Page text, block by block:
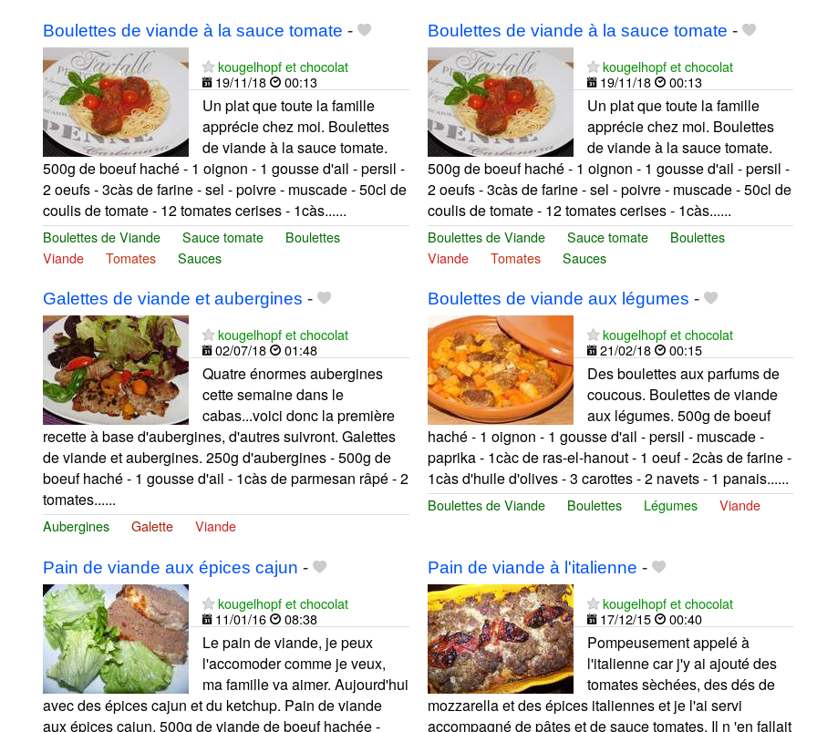
Boulettes de viande à la sauce tomate -
kougelhopf et chocolat
19/11/18
00:13
Un plat que toute la famille
apprécie chez moi. Boulettes
de viande à la sauce tomate.
500g de boeuf haché - 1 oignon - 1 gousse d'ail - persil -
2 oeufs - 3càs de farine - sel - poivre - muscade - 50cl de
coulis de tomate - 12 tomates cerises - 1càs......
Boulettes de Viande Sauce tomate
Boulettes
Viande
Tomates Sauces
Boulettes de viande à la sauce tomate -
kougelhopf et chocolat
19/11/18
00:13
Un plat que toute la famille
apprécie chez moi. Boulettes
de viande à la sauce tomate.
500g de boeuf haché - 1 oignon - 1 gousse d'ail - persil -
2 oeufs - 3càs de farine - sel - poivre - muscade - 50cl de
coulis de tomate - 12 tomates cerises - 1càs......
Boulettes de Viande Sauce tomate
Boulettes
Viande
Tomates Sauces
Galettes de viande et aubergines -
kougelhopf et chocolat
02/07/18
01:48
Quatre énormes aubergines
cette semaine dans le
cabas...voici donc la première
recette à base d'aubergines, d'autres suivront. Galettes
de viande et aubergines. 250g d'aubergines - 500g de
boeuf haché - 1 gousse d'ail - 1càs de parmesan râpé - 2
tomates......
Aubergines Galette Viande
Boulettes de viande aux légumes -
kougelhopf et chocolat
21/02/18
00:15
Des boulettes aux parfums de
coucous. Boulettes de viande
aux légumes. 500g de boeuf
haché - 1 oignon - 1 gousse d'ail - persil - muscade -
paprika - 1càc de ras-el-hanout - 1 oeuf - 2càs de farine -
1càs d'huile d'olives - 3 carottes - 2 navets - 1 panais......
Boulettes de Viande Boulettes Légumes Viande
Pain de viande aux épices cajun -
kougelhopf et chocolat
11/01/16
08:38
Le pain de viande, je peux
l'accomoder comme je veux,
ma famille va aimer. Aujourd'hui
avec des épices cajun et du ketchup. Pain de viande
aux épices cajun. 500g de viande de boeuf hachée -
Pain de viande à l'italienne -
kougelhopf et chocolat
17/12/15
00:40
Pompeusement appelé à
l'italienne car j'y ai ajouté des
tomates sèchées, des dés de
mozzarella et des épices italiennes et je l'ai servi
accompagné de pâtes et de sauce tomates. Il n 'en fallait